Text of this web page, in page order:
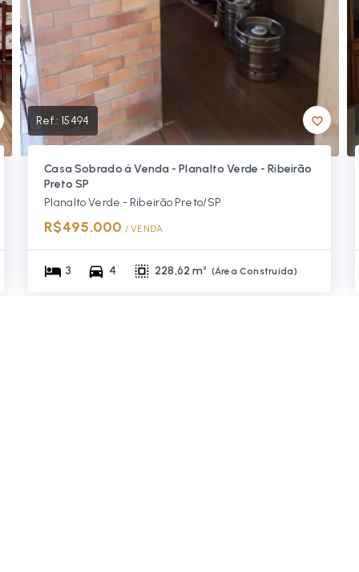
Ref.: 15494
Casa Sobrado á Venda - Planalto Verde - Ribeirão
Preto SP
Planalto Verde - Ribeirão Preto/SP
R$495.000 / VENDA
3 4 228,62 m² (Área Construída)